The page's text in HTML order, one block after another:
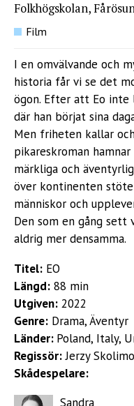
Folkhögskolan,
Film
I en omvälvande och
historia får vi se det
ögon. Efter att Eo inte
där han börjat sina
Men friheten kallar
pikareskroman
märkliga och
över kontinenten
människor och
Den som en gång sett
aldrig mer densamma.
Titel: EO
Längd: 88 min
Utgiven: 2022
Genre: Drama, Äventyr
Länder: Poland, Italy,
Regissör:Jerzy
Skådespelare:
Sandra